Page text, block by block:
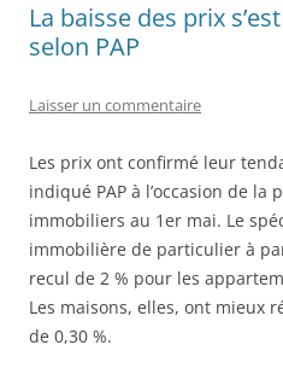
La baisse des prix
selon PAP
Laisser un commentaire
Les prix ont confirmé leur
indiqué PAP à l’occasion de
immobiliers au 1er mai. Le
immobilière de particulier à
recul de 2 % pour les
Les maisons, elles, ont mieux
de 0,30 %.